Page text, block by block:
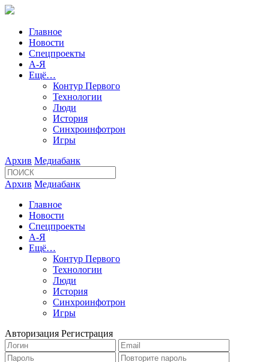
Главное
Новости
Спецпроекты
А-Я
Ещё…
Контур Первого
Технологии
Люди
История
Синхроинфотрон
Игры
Архив Медиабанк
Архив Медиабанк
Главное
Новости
Спецпроекты
А-Я
Ещё…
Контур Первого
Технологии
Люди
История
Синхроинфотрон
Игры
Авторизация Регистрация